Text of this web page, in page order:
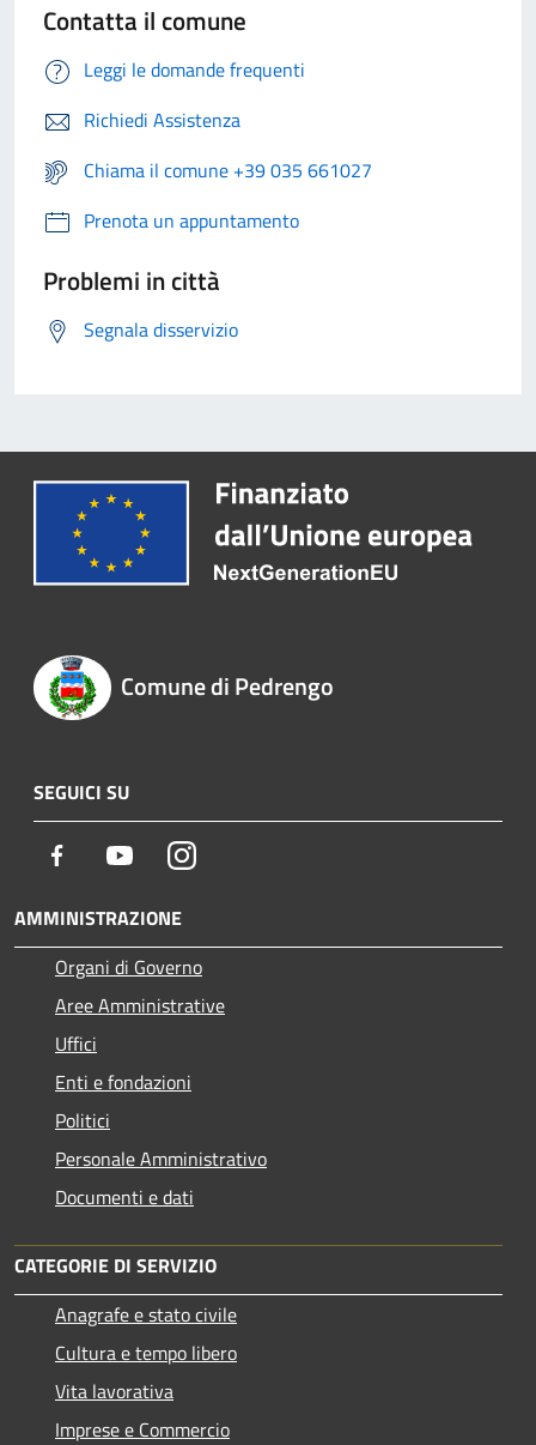
Contatta il comune
Leggi le domande frequenti
Richiedi Assistenza
Chiama il comune +39 035 661027
Prenota un appuntamento
Problemi in città
Segnala disservizio
Comune di Pedrengo
SEGUICI SU
Facebook YoutubeInstagram
AMMINISTRAZIONE
Organi di Governo
Aree Amministrative
Uffici
Enti e fondazioni
Politici
Personale Amministrativo
Documenti e dati
CATEGORIE DI SERVIZIO
Anagrafe e stato civile
Cultura e tempo libero
Vita lavorativa
Imprese e Commercio